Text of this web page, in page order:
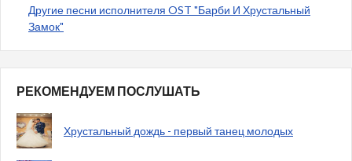
Другие песни исполнителя OST "Барби И Хрустальный
Замок"
РЕКОМЕНДУЕМ ПОСЛУШАТЬ
Хрустальный дождь - первый танец молодых